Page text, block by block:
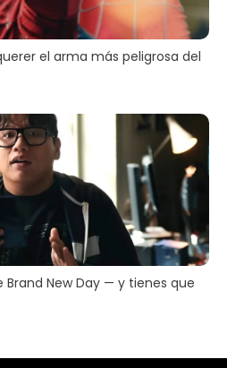
el arma más peligrosa del
New Day — y tienes que